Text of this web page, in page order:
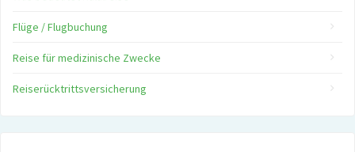
Flüge / Flugbuchung
Reise für medizinische Zwecke
Reiserücktrittsversicherung